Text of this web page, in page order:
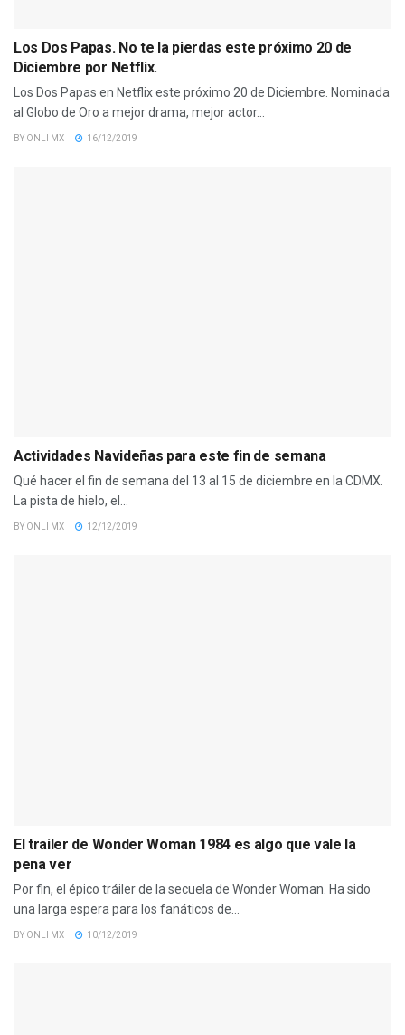
Los Dos Papas. No te la pierdas este próximo 20 de
Diciembre por Netflix.
Los Dos Papas en Netflix este próximo 20 de Diciembre. Nominada
al Globo de Oro a mejor drama, mejor actor...
BY ONLI MX 16/12/2019
Actividades Navideñas para este fin de semana
Qué hacer el fin de semana del 13 al 15 de diciembre en la CDMX.
La pista de hielo, el...
BY ONLI MX 12/12/2019
El trailer de Wonder Woman 1984 es algo que vale la
pena ver
Por fin, el épico tráiler de la secuela de Wonder Woman. Ha sido
una larga espera para los fanáticos de...
BY ONLI MX 10/12/2019